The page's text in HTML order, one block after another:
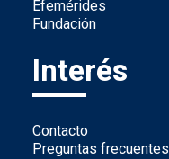
Efemérides
Fundación
Interés
Contacto
Preguntas frecuentes